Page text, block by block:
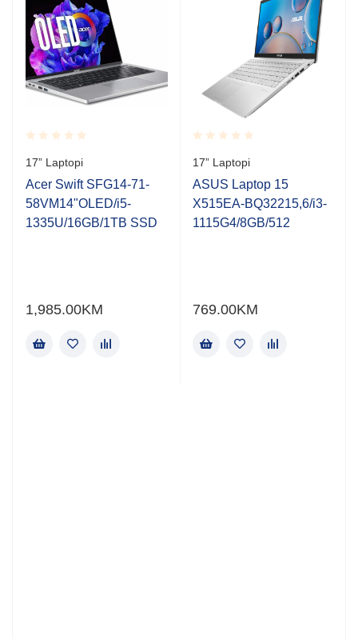
Rated
0.001
out
of
5
17” Laptopi
Acer Swift SFG14-71-
58VM14"OLED/i5-
1335U/16GB/1TB SSD
1,985.00KM
Rated
0.001
out
of
5
17” Laptopi
ASUS Laptop 15
X515EA-BQ32215,6/i3-
1115G4/8GB/512
769.00KM